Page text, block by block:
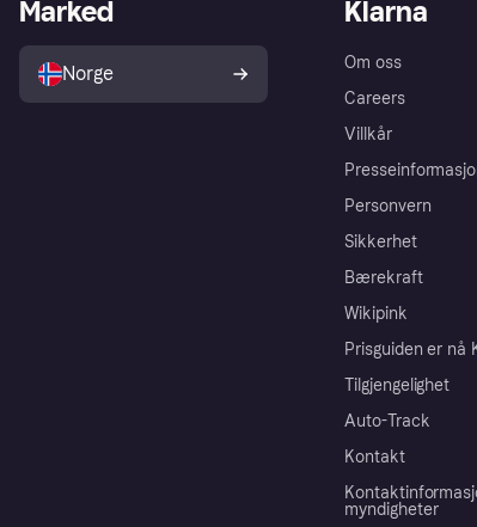
Klarna
Om oss
Careers
Villkår
Personvern
Sikkerhet
Bærekraft
Wikipink
Prisguiden er nå
Tilgjengelighet
Auto-Track
Kontakt
myndigheter
Marked
Norge